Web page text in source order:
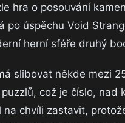
hra o posouvání
po úspěchu Void
herní sféře druhý
slibovat někde mezi
což je číslo, nad
na chvíli zastavit,